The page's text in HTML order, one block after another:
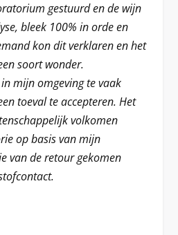
gestuurd en de wijn
bleek 100% in orde en
kon dit verklaren en het
soort wonder.
mijn omgeving te vaak
toeval te accepteren. Het
volkomen
op basis van mijn
van de retour gekomen